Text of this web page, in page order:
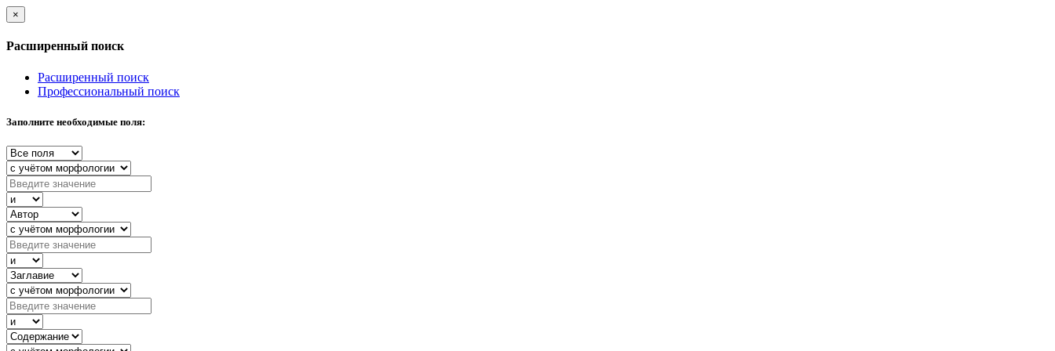
×
Расширенный поиск
Расширенный поиск
Профессиональный поиск
Заполните необходимые поля: